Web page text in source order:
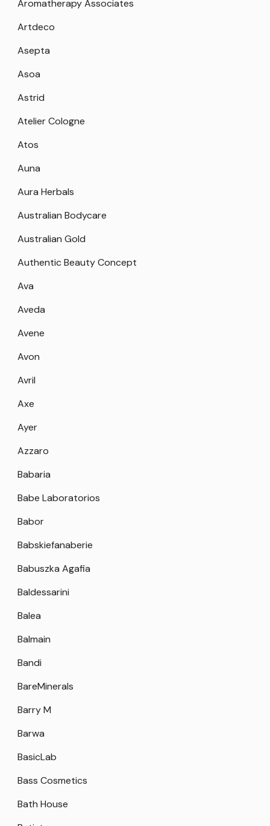
Aromatherapy Associates
Artdeco
Asepta
Asoa
Astrid
Atelier Cologne
Atos
Auna
Aura Herbals
Australian Bodycare
Australian Gold
Authentic Beauty Concept
Ava
Aveda
Avene
Avon
Avril
Axe
Ayer
Azzaro
Babaria
Babe Laboratorios
Babor
Babskiefanaberie
Babuszka Agafia
Baldessarini
Balea
Balmain
Bandi
BareMinerals
Barry M
Barwa
BasicLab
Bass Cosmetics
Bath House